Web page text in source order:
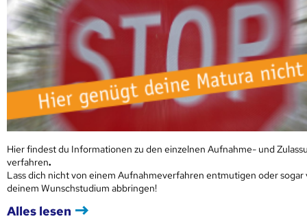
Hier findest du Informationen zu den einzelnen Aufnahme- und
verfahren.
Lass dich nicht von einem Aufnahmeverfahren entmutigen oder sogar
deinem Wunschstudium abbringen!
Alles lesen